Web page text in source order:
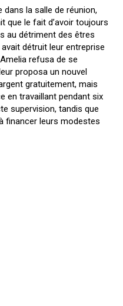
dans la salle de réunion,
que le fait d’avoir toujours
au détriment des êtres
détruit leur entreprise
refusa de se
proposa un nouvel
gratuitement, mais
en travaillant pendant six
supervision, tandis que
financer leurs modestes